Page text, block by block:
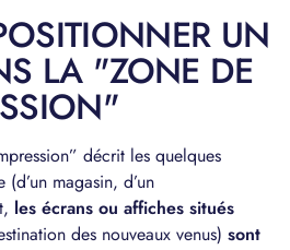
UN
LA "ZONE DE
décrit les quelques
(d’un magasin, d’un
les écrans ou affiches situés
des nouveaux venus) sont